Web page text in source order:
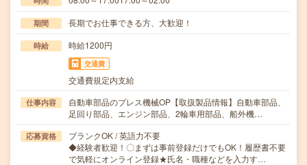
期間 長期でお仕事できる方、大歓迎！
時給 時給1200円
交通費
交通費規定内支給
仕事内容
自動車部品のプレス機械OP【取扱製品情報】自動車部品、
足回り部品、エンジン部品、2輪車用部品、船外機…
応募資格
ブランクOK / 英語力不要
◆経験者歓迎！〇まずは事前登録だけでもOK！履歴書不要
で気軽にオンライン登録★氏名・職種などを入力す…